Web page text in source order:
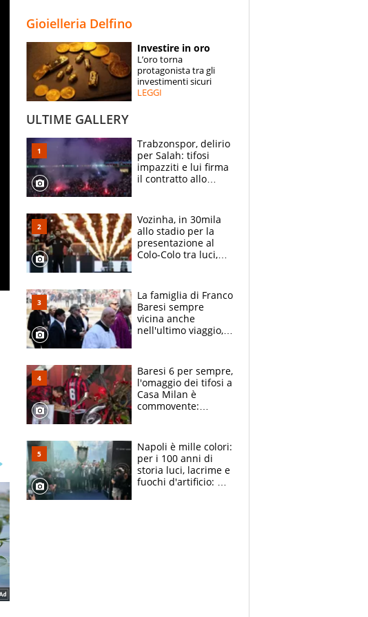
ESPERTI
CONTATTI
Gioielleria Delfino
Investire in oro
L’oro torna
protagonista tra gli
investimenti sicuri
LEGGI
ULTIME GALLERY
Trabzonspor, delirio
per Salah: tifosi
impazziti e lui firma
il contratto allo
Vozinha, in 30mila
allo stadio per la
presentazione al
Colo-Colo tra luci,
La famiglia di Franco
Baresi sempre
vicina anche
nell'ultimo viaggio,
circondati
dall'affetto dei tifosi
Baresi 6 per sempre,
l'omaggio dei tifosi a
Casa Milan è
commovente:
bigliettini
Napoli è mille colori:
per i 100 anni di
storia luci, lacrime e
fuochi d'artificio: De